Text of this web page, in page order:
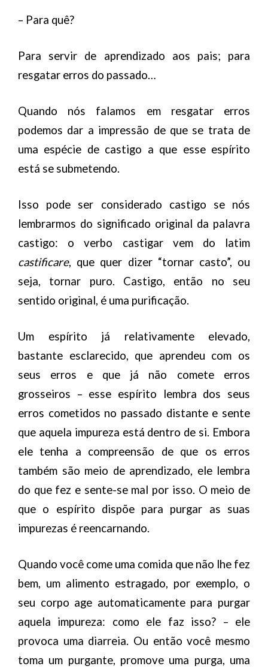
– Para quê?
Para servir de aprendizado aos pais; para
resgatar erros do passado…
Quando nós falamos em resgatar erros
podemos dar a impressão de que se trata de
uma espécie de castigo a que esse espírito
está se submetendo.
Isso pode ser considerado castigo se nós
lembrarmos do significado original da palavra
castigo: o verbo castigar vem do latim
castificare, que quer dizer “tornar casto”, ou
seja, tornar puro. Castigo, então no seu
sentido original, é uma purificação.
Um espírito já relativamente elevado,
bastante esclarecido, que aprendeu com os
seus erros e que já não comete erros
grosseiros – esse espírito lembra dos seus
erros cometidos no passado distante e sente
que aquela impureza está dentro de si. Embora
ele tenha a compreensão de que os erros
também são meio de aprendizado, ele lembra
do que fez e sente-se mal por isso. O meio de
que o espírito dispõe para purgar as suas
impurezas é reencarnando.
Quando você come uma comida que não lhe fez
bem, um alimento estragado, por exemplo, o
seu corpo age automaticamente para purgar
aquela impureza: como ele faz isso? – ele
provoca uma diarreia. Ou então você mesmo
toma um purgante, promove uma purga, uma